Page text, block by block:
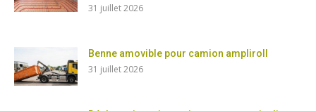
31 juillet 2026
Benne amovible pour camion ampliroll
31 juillet 2026